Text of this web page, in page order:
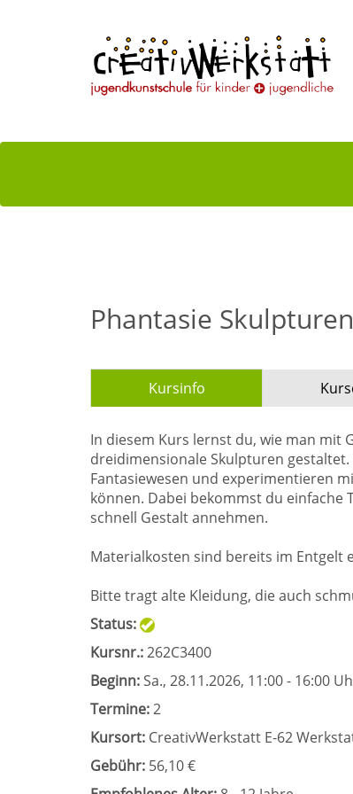
Phantasie
Kursinfo
In diesem Kurs lernst du, wie man
dreidimensionale Skulpturen
Fantasiewesen und experimentieren
können. Dabei bekommst du einfache
schnell Gestalt annehmen.
Materialkosten sind bereits im Entgelt
Bitte tragt alte Kleidung, die auch
Status:
Kursnr.:262C3400
Beginn:Sa., 28.11.2026, 11:00 - 16:00
Termine:2
Kursort: CreativWerkstatt E-62
Gebühr: 56,10 €